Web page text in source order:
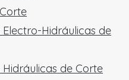
Hidráulicas de
de Corte